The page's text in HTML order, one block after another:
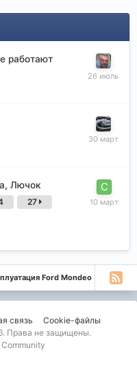
работают
Лючок
27
Ford Mondeo
связь
Cookie-файлы
Права не защищены.